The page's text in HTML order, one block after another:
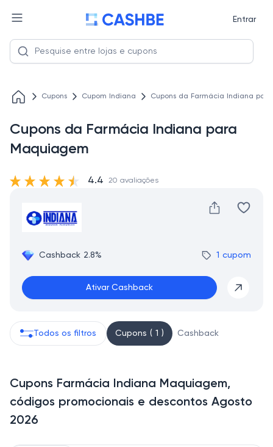
Entrar
Cupons Cupom Indiana Cupons da Farmácia Indiana
Cupons da Farmácia Indiana para
Maquiagem
Cashback 2.8% 1 cupom
Ativar Cashback
4.4 20 avaliações
Todos os filtros Cupons ( 1 ) Cashback
Cupons Farmácia Indiana Maquiagem,
códigos promocionais e descontos Agosto
2026